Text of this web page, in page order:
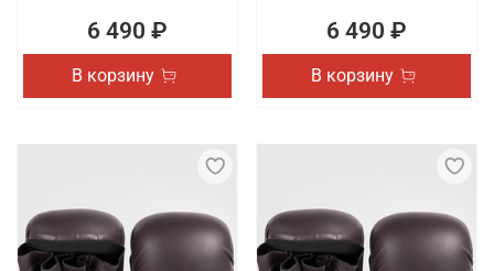
6 490 ₽
В корзину
6 490 ₽
В корзину